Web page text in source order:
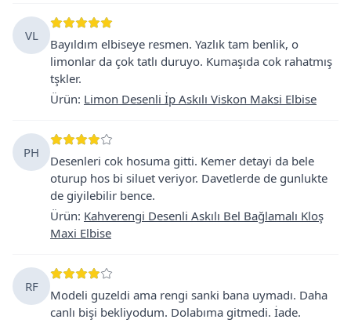
VL
Bayıldım elbiseye resmen. Yazlık tam benlik, o
limonlar da çok tatlı duruyo. Kumaşıda cok rahatmış
tşkler.
Ürün: Limon Desenli İp Askılı Viskon Maksi Elbise
PH
Desenleri cok hosuma gitti. Kemer detayi da bele
oturup hos bi siluet veriyor. Davetlerde de gunlukte
de giyilebilir bence.
Ürün: Kahverengi Desenli Askılı Bel Bağlamalı Kloş
Maxi Elbise
RF
Modeli guzeldi ama rengi sanki bana uymadı. Daha
canlı bişi bekliyodum. Dolabıma gitmedi. İade.